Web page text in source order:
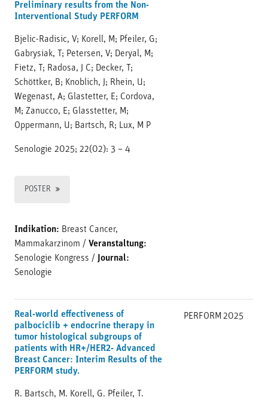
Preliminary results from the Non-
Interventional Study PERFORM
Bjelic-Radisic, V; Korell, M; Pfeiler, G;
Gabrysiak, T; Petersen, V; Deryal, M;
Fietz, T; Radosa, J C; Decker, T;
Schöttker, B; Knoblich, J; Rhein, U;
Wegenast, A; Glastetter, E; Cordova,
M; Zanucco, E; Glasstetter, M;
Oppermann, U; Bartsch, R; Lux, M P
Senologie 2025; 22(02): 3 – 4
POSTER
Indikation: Breast Cancer,
Mammakarzinom / Veranstaltung:
Senologie Kongress /
Journal:
Senologie
Real-world effectiveness of
palbociclib + endocrine therapy in
tumor histological subgroups of
patients with HR+/HER2- Advanced
Breast Cancer: Interim Results of the
PERFORM study.
R. Bartsch, M. Korell, G. Pfeiler, T.
PERFORM 2025